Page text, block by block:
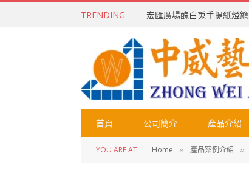
TRENDING 宏匯廣場醜白兎手提紙燈籠
首頁 公司簡介 產品介紹
YOU ARE AT: Home » 產品案例介紹 »